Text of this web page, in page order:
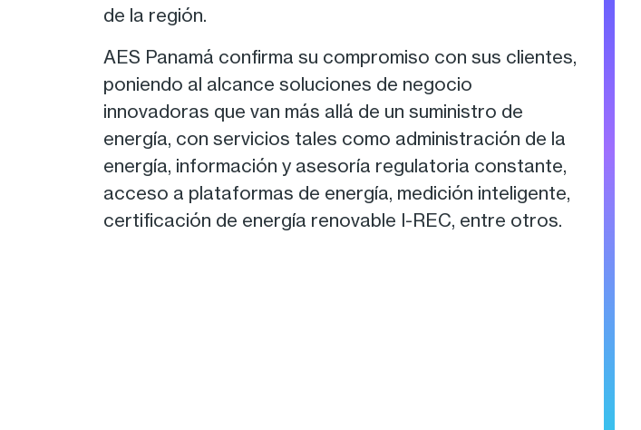
de la región.
AES Panamá confirma su compromiso con sus clientes,
poniendo al alcance soluciones de negocio
innovadoras que van más allá de un suministro de
energía, con servicios tales como administración de la
energía, información y asesoría regulatoria constante,
acceso a plataformas de energía, medición inteligente,
certificación de energía renovable I-REC, entre otros.